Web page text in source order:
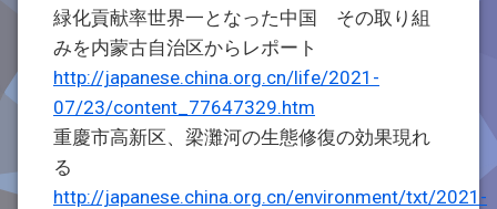
緑化貢献率世界一となった中国 その取り組
みを内蒙古自治区からレポート
http://japanese.china.org.cn/life/2021-
07/23/content_77647329.htm
重慶市高新区、梁灘河の生態修復の効果現れ
る
http://japanese.china.org.cn/environment/txt/2021-